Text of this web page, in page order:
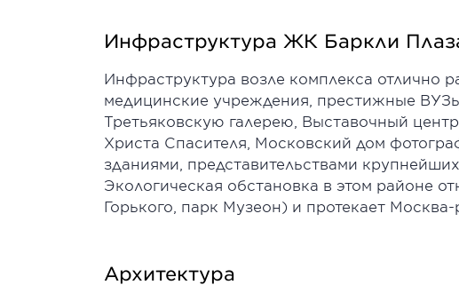
Инфраструктура ЖК Баркли
Инфраструктура возле комплекса отлично
медицинские учреждения, престижные
Третьяковскую галерею, Выставочный
Христа Спасителя, Московский дом
зданиями, представительствами
Экологическая обстановка в этом районе
Горького, парк Музеон) и протекает Москва-
Архитектура